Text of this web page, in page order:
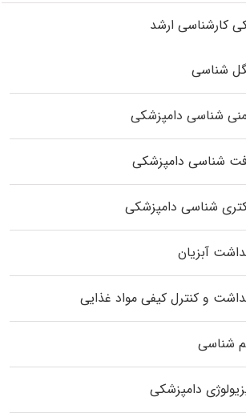
کارشناسی ارشد
شناسی
شناسی دامپزشکی
شناسی دامپزشکی
شناسی دامپزشکی
آبزیان
و کنترل کیفی مواد غذایی
شناسی
دامپزشکی